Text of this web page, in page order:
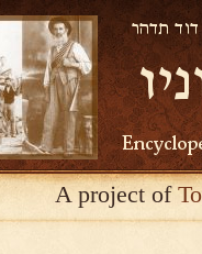
A project of